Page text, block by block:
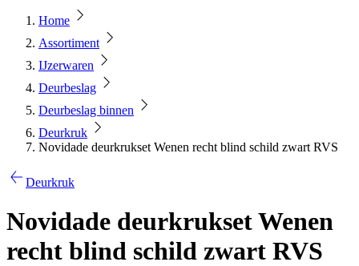
Home
Assortiment
IJzerwaren
Deurbeslag
Deurbeslag binnen
Deurkruk
Novidade deurkrukset Wenen recht blind schild zwart RVS
Deurkruk
Novidade deurkrukset Wenen
recht blind schild zwart RVS